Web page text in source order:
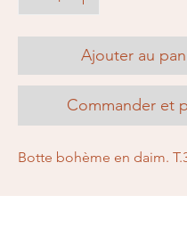
Ajouter au
Commander et
Botte bohème en daim.